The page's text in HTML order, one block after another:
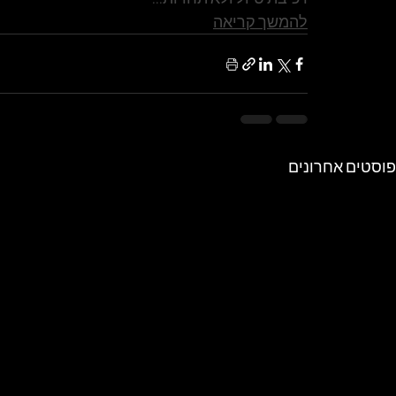
להמשך קריאה
פוסטים אחרונים